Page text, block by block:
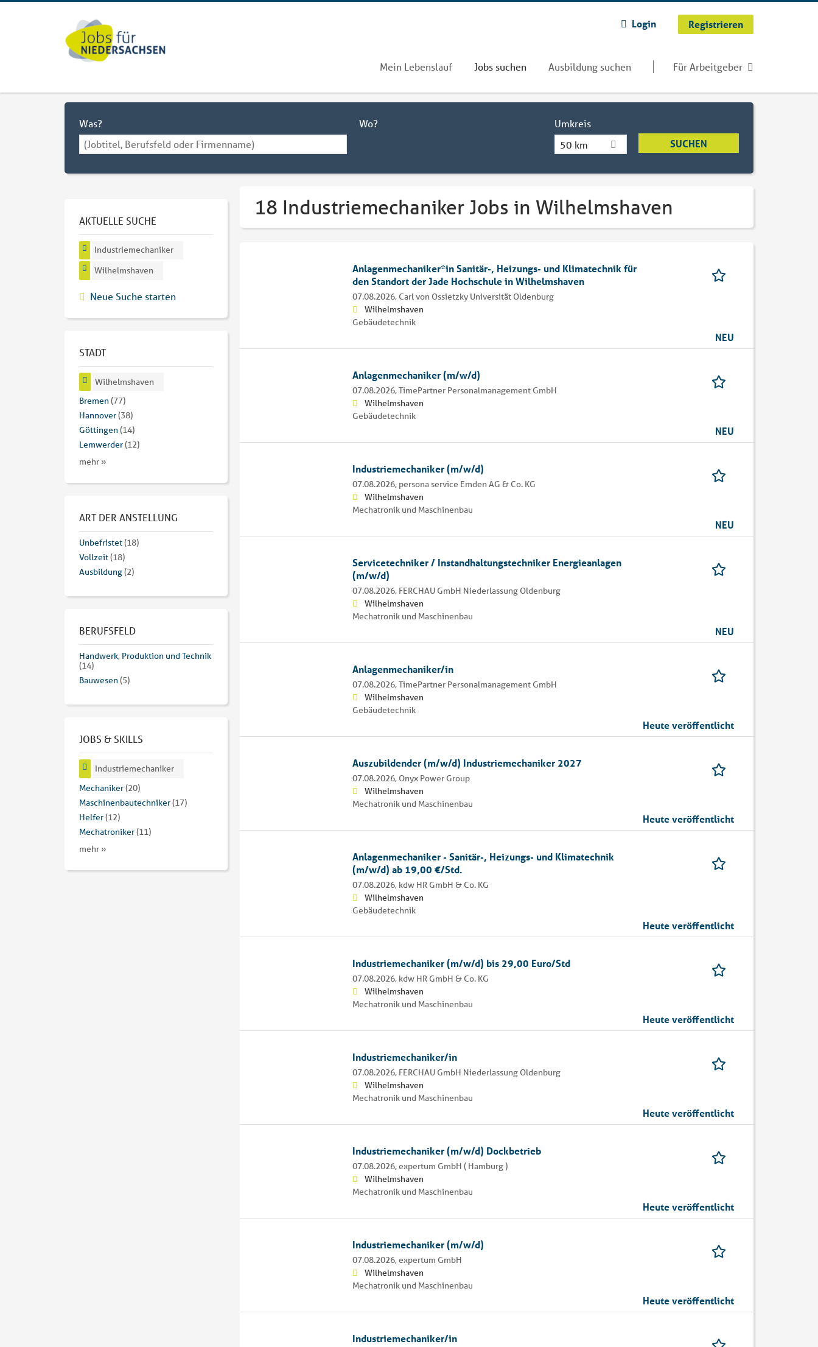
Login Registrieren
Mein Lebenslauf Jobs suchen Ausbildung suchen Für Arbeitgeber
Was? Wo?
Umkreis
50 km
18 Industriemechaniker Jobs in Wilhelmshaven
Anlagenmechaniker*in Sanitär-, Heizungs- und Klimatechnik für
den Standort der Jade Hochschule in Wilhelmshaven
07.08.2026, Carl von Ossietzky Universität Oldenburg
Wilhelmshaven
Gebäudetechnik
NEU
Anlagenmechaniker (m/w/d)
07.08.2026,TimePartner Personalmanagement GmbH
Wilhelmshaven
Gebäudetechnik
NEU
Industriemechaniker (m/w/d)
07.08.2026, persona service Emden AG & Co. KG
Wilhelmshaven
Mechatronik und Maschinenbau
NEU
Servicetechniker / Instandhaltungstechniker Energieanlagen
(m/w/d)
07.08.2026, FERCHAU GmbH Niederlassung Oldenburg
Wilhelmshaven
Mechatronik und Maschinenbau
NEU
Anlagenmechaniker/in
07.08.2026,TimePartner Personalmanagement GmbH
Wilhelmshaven
Gebäudetechnik
Heute veröffentlicht
Auszubildender (m/w/d) Industriemechaniker 2027
07.08.2026, Onyx Power Group
Wilhelmshaven
Mechatronik und Maschinenbau
Heute veröffentlicht
Anlagenmechaniker - Sanitär-, Heizungs- und Klimatechnik
(m/w/d) ab 19,00 €/Std.
07.08.2026, kdw HR GmbH & Co. KG
Wilhelmshaven
Gebäudetechnik
Heute veröffentlicht
Industriemechaniker (m/w/d) bis 29,00 Euro/Std
07.08.2026, kdw HR GmbH & Co. KG
Wilhelmshaven
Mechatronik und Maschinenbau
Heute veröffentlicht
Industriemechaniker/in
07.08.2026, FERCHAU GmbH Niederlassung Oldenburg
Wilhelmshaven
Mechatronik und Maschinenbau
Heute veröffentlicht
Industriemechaniker (m/w/d) Dockbetrieb
07.08.2026,expertum GmbH ( Hamburg )
Wilhelmshaven
Mechatronik und Maschinenbau
Heute veröffentlicht
Industriemechaniker (m/w/d)
07.08.2026,expertum GmbH
Wilhelmshaven
Mechatronik und Maschinenbau
Heute veröffentlicht
Industriemechaniker/in
AKTUELLE SUCHE
Industriemechaniker
Wilhelmshaven
Neue Suche starten
STADT
Wilhelmshaven
Bremen(77)
Hannover(38)
Göttingen(14)
Lemwerder(12)
mehr »
ART DER ANSTELLUNG
Unbefristet(18)
Vollzeit(18)
Ausbildung(2)
BERUFSFELD
Handwerk, Produktion und Technik
(14)
Bauwesen(5)
JOBS & SKILLS
Industriemechaniker
Mechaniker(20)
Maschinenbautechniker(17)
Helfer(12)
Mechatroniker(11)
mehr »